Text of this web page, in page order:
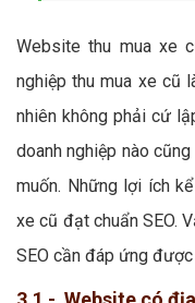
Website thu mua xe
nghiệp thu mua xe cũ
nhiên không phải cứ
doanh nghiệp nào
muốn. Những lợi ích
xe cũ đạt chuẩn SEO.
SEO cần đáp ứng